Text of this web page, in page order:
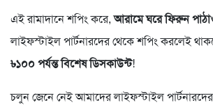
এই রামাদানে শপিং করে,আরামে ঘরে ফিরুন
লাইফস্টাইল পার্টনারদের থেকে শপিং করলেই
৳১০০ পর্যন্ত বিশেষ ডিসকাউন্ট!
চলুন জেনে নেই আমাদের লাইফস্টাইল